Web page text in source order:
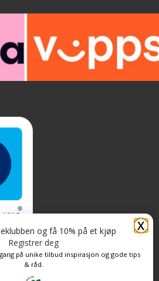
X
og få 10% på et kjøp
Registrer deg
på unike tilbud inspirasjon og gode tips
& råd.